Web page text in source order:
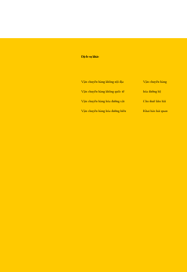
Dịch vụ khác
Vận chuyển hàng không nội địa
Vận chuyển hàng không quốc tế
Vận chuyển hàng hóa đường sắt
Vận chuyển hàng hóa đường biển
Vận chuyển hàng
hóa đường bộ
Cho thuê kho bãi
Khai báo hải quan